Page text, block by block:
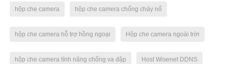
hộp che camera hộp che camera chống cháy nổ
hộp che camera hỗ trợ hồng ngoại Hộp che camera ngoài trời
hộp che camera tính năng chống va đập Host Wisenet DDNS